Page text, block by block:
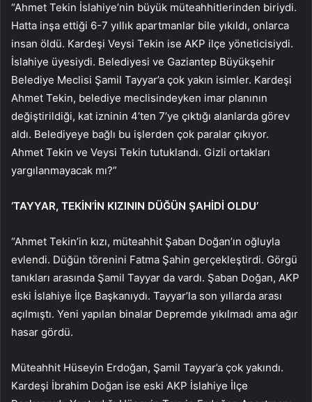
“Ahmet Tekin İslahiye’nin büyük müteahhitlerinden biriydi.
Hatta inşa ettiği 6-7 yıllık apartmanlar bile yıkıldı, onlarca
insan öldü. Kardeşi Veysi Tekin ise AKP ilçe yöneticisiydi.
İslahiye üyesiydi. Belediyesi ve Gaziantep Büyükşehir
Belediye Meclisi Şamil Tayyar’a çok yakın isimler. Kardeşi
Ahmet Tekin, belediye meclisindeyken imar planının
değiştirildiği, kat izninin 4’ten 7’ye çıktığı alanlarda görev
aldı. Belediyeye bağlı bu işlerden çok paralar çıkıyor.
Ahmet Tekin ve Veysi Tekin tutuklandı. Gizli ortakları
yargılanmayacak mı?”
‘TAYYAR, TEKİN’İN KIZININ DÜĞÜN ŞAHİDİ OLDU’
“Ahmet Tekin’in kızı, müteahhit Şaban Doğan’ın oğluyla
evlendi. Düğün törenini Fatma Şahin gerçekleştirdi. Görgü
tanıkları arasında Şamil Tayyar da vardı. Şaban Doğan, AKP
eski İslahiye İlçe Başkanıydı. Tayyar’la son yıllarda arası
açılmıştı. Yeni yapılan binalar Depremde yıkılmadı ama ağır
hasar gördü.
Müteahhit Hüseyin Erdoğan, Şamil Tayyar’a çok yakındı.
Kardeşi İbrahim Doğan ise eski AKP İslahiye İlçe